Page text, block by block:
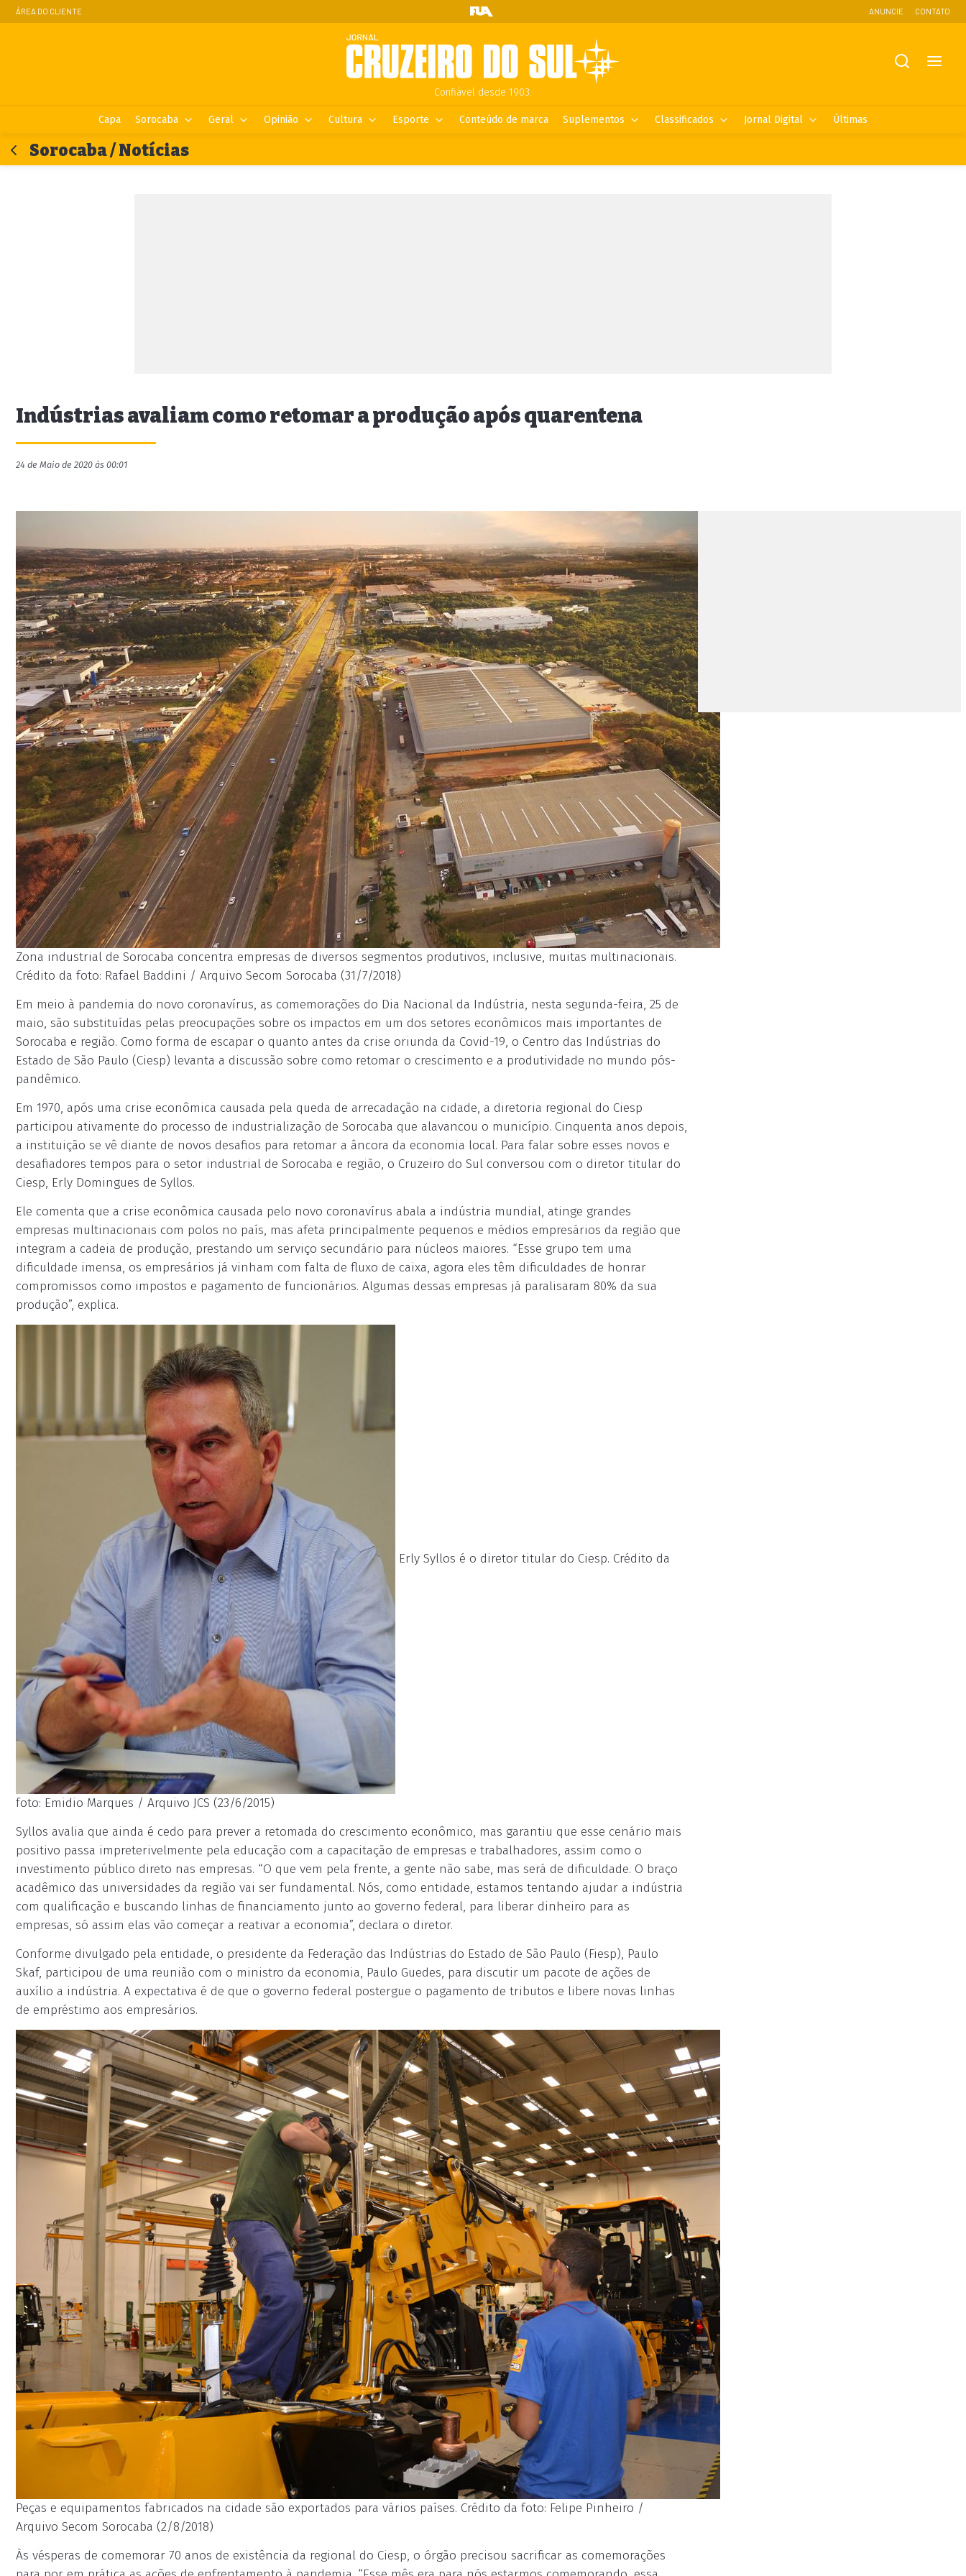
ÁREA DO CLIENTE ANUNCIE CONTATO
Confiável desde 1903.
Capa Sorocaba Geral Opinião Cultura Esporte Conteúdo de marca Suplementos Classificados Jornal Digital Últimas
Sorocaba / Notícias
Indústrias avaliam como retomar a produção após quarentena
24 de Maio de 2020 às 00:01
Zona industrial de Sorocaba concentra empresas de diversos segmentos produtivos, inclusive, muitas multinacionais.
Crédito da foto: Rafael Baddini / Arquivo Secom Sorocaba (31/7/2018)
Em meio à pandemia do novo coronavírus, as comemorações do Dia Nacional da Indústria, nesta segunda-feira, 25 de
maio, são substituídas pelas preocupações sobre os impactos em um dos setores econômicos mais importantes de
Sorocaba e região. Como forma de escapar o quanto antes da crise oriunda da Covid-19, o Centro das Indústrias do
Estado de São Paulo (Ciesp) levanta a discussão sobre como retomar o crescimento e a produtividade no mundo pós-
pandêmico.
Em 1970, após uma crise econômica causada pela queda de arrecadação na cidade, a diretoria regional do Ciesp
participou ativamente do processo de industrialização de Sorocaba que alavancou o município. Cinquenta anos depois,
a instituição se vê diante de novos desafios para retomar a âncora da economia local. Para falar sobre esses novos e
desafiadores tempos para o setor industrial de Sorocaba e região, o Cruzeiro do Sul conversou com o diretor titular do
Ciesp, Erly Domingues de Syllos.
Ele comenta que a crise econômica causada pelo novo coronavírus abala a indústria mundial, atinge grandes
empresas multinacionais com polos no país, mas afeta principalmente pequenos e médios empresários da região que
integram a cadeia de produção, prestando um serviço secundário para núcleos maiores. “Esse grupo tem uma
dificuldade imensa, os empresários já vinham com falta de fluxo de caixa, agora eles têm dificuldades de honrar
compromissos como impostos e pagamento de funcionários. Algumas dessas empresas já paralisaram 80% da sua
produção”, explica.
Erly Syllos é o diretor titular do Ciesp. Crédito da
foto: Emidio Marques / Arquivo JCS (23/6/2015)
Syllos avalia que ainda é cedo para prever a retomada do crescimento econômico, mas garantiu que esse cenário mais
positivo passa impreterivelmente pela educação com a capacitação de empresas e trabalhadores, assim como o
investimento público direto nas empresas. “O que vem pela frente, a gente não sabe, mas será de dificuldade. O braço
acadêmico das universidades da região vai ser fundamental. Nós, como entidade, estamos tentando ajudar a indústria
com qualificação e buscando linhas de financiamento junto ao governo federal, para liberar dinheiro para as
empresas, só assim elas vão começar a reativar a economia”, declara o diretor.
Conforme divulgado pela entidade, o presidente da Federação das Indústrias do Estado de São Paulo (Fiesp), Paulo
Skaf, participou de uma reunião com o ministro da economia, Paulo Guedes, para discutir um pacote de ações de
auxílio a indústria. A expectativa é de que o governo federal postergue o pagamento de tributos e libere novas linhas
de empréstimo aos empresários.
Peças e equipamentos fabricados na cidade são exportados para vários países. Crédito da foto: Felipe Pinheiro /
Arquivo Secom Sorocaba (2/8/2018)
Às vésperas de comemorar 70 anos de existência da regional do Ciesp, o órgão precisou sacrificar as comemorações